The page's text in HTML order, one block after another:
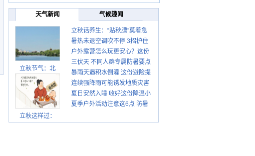
天气新闻 气候趣闻
立秋节气：北
立秋这样过：
立秋话养生：“贴秋膘”莫着急
先清暑再防燥
暑热未退空调吹不停 3招护住
肩颈不酸痛
户外露营怎么玩更安心？这份
攻略请收好
三伏天 不同人群专属防暑要点
请收好
暴雨天遇积水倒灌 这份避险提
示请收好
连续强降雨可能诱发地质灾害
这些前兆要知道
夏日安然入睡 收好这份降温小
贴士
夏季户外活动注意这6点 防暑